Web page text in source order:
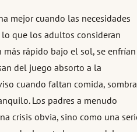
mejor cuando las necesidades
que los adultos consideran
más rápido bajo el sol, se enfrían
del juego absorto a la
cuando faltan comida,
Los padres a menudo
crisis obvia, sino como una